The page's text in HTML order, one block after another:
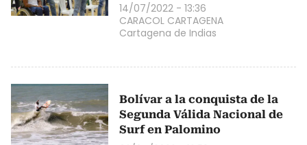
14/07/2022 - 13:36
CARACOL CARTAGENA
Cartagena de Indias
Bolívar a la conquista de la
Segunda Válida Nacional de
Surf en Palomino